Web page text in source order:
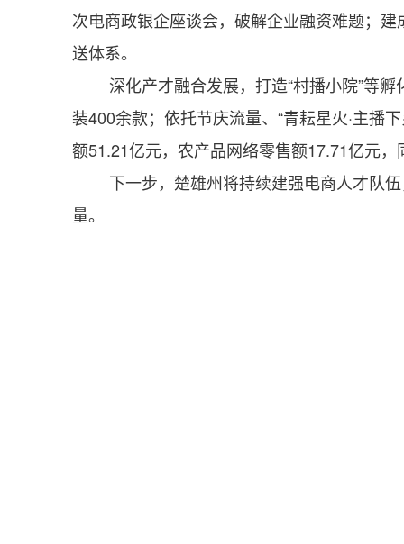
次电商政银企座谈会，破解企业融资难题；
送体系。
深化产才融合发展，打造“村播小院”等
装400余款；依托节庆流量、“青耘星火·主播
额51.21亿元，农产品网络零售额17.71亿元
下一步，楚雄州将持续建强电商人才队
量。